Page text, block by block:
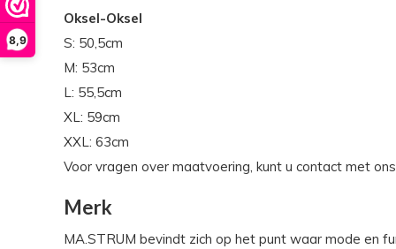
8,9
Oksel-Oksel
S: 50,5cm
M: 53cm
L: 55,5cm
XL: 59cm
XXL: 63cm
Voor vragen over maatvoering, kunt u contact met
Merk
MA.STRUM bevindt zich op het punt waar mode en